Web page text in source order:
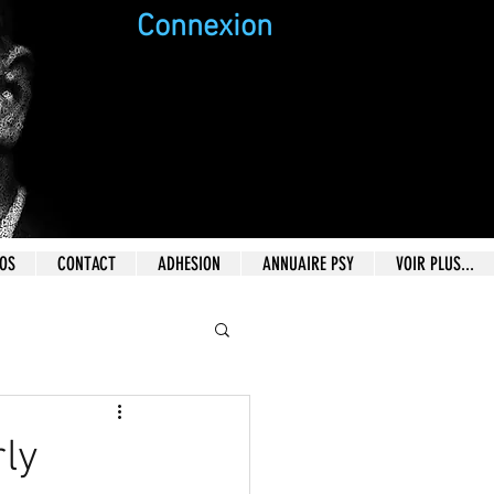
Connexion
CONTACT ADHESION ANNUAIRE PSY VOIR PLUS...